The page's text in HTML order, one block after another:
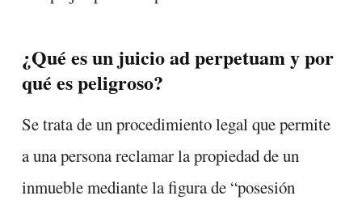
¿Qué es un juicio ad perpetuam y por
qué es peligroso?
Se trata de un procedimiento legal que permite
a una persona reclamar la propiedad de un
inmueble mediante la figura de “posesión